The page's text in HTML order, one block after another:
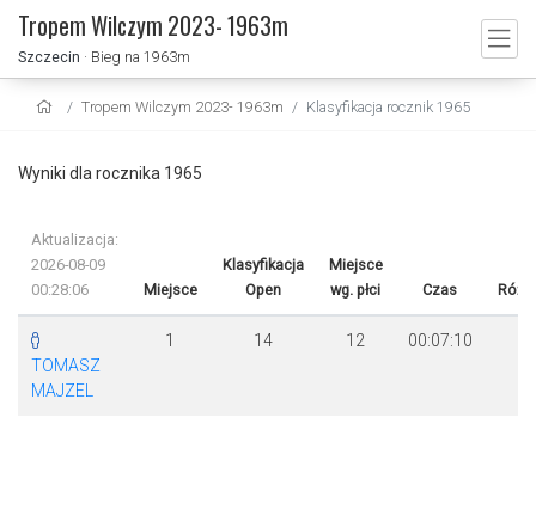
Tropem Wilczym 2023- 1963m
Szczecin · Bieg na 1963m
Tropem Wilczym 2023- 1963m Klasyfikacja rocznik 1965
Wyniki dla rocznika 1965
Aktualizacja:
2026-08-09
00:28:06
Miejsce
Klasyfikacja
Open
Miejsce
wg. płci
Czas
TOMASZ
MAJZEL
1 14 12 00:07:10